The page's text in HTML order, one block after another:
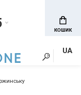
КОШИК
UA